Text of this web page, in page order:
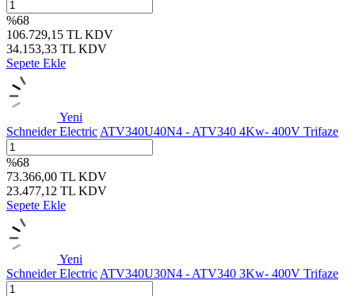
%68
106.729,15 TL KDV
34.153,33 TL KDV
Sepete Ekle
Yeni
Schneider Electric ATV340U40N4 - ATV340 4Kw- 400V Trifaze
%68
73.366,00 TL KDV
23.477,12 TL KDV
Sepete Ekle
Yeni
Schneider Electric ATV340U30N4 - ATV340 3Kw- 400V Trifaze